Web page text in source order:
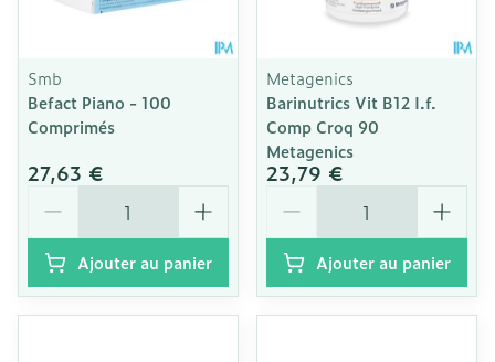
Smb
Befact Piano - 100
Comprimés
27,63 €
Ajouter au panier
Metagenics
Barinutrics Vit B12 I.f.
Comp Croq 90
Metagenics
23,79 €
Ajouter au panier